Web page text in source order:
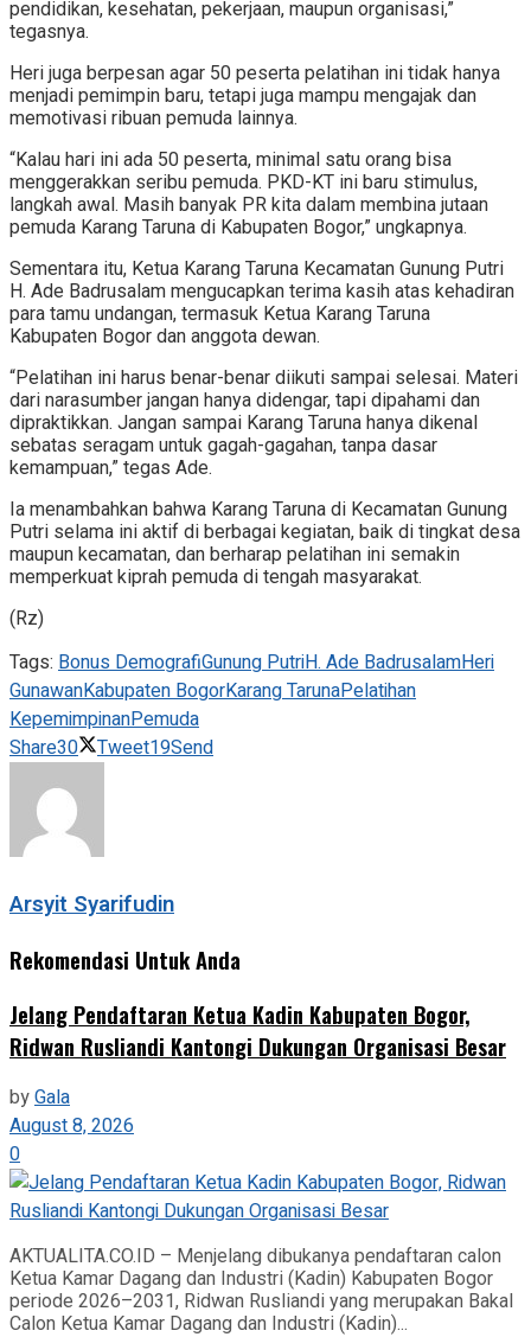
pendidikan, kesehatan, pekerjaan, maupun organisasi,”
tegasnya.
Heri juga berpesan agar 50 peserta pelatihan ini tidak hanya
menjadi pemimpin baru, tetapi juga mampu mengajak dan
memotivasi ribuan pemuda lainnya.
“Kalau hari ini ada 50 peserta, minimal satu orang bisa
menggerakkan seribu pemuda. PKD-KT ini baru stimulus,
langkah awal. Masih banyak PR kita dalam membina jutaan
pemuda Karang Taruna di Kabupaten Bogor,” ungkapnya.
Sementara itu, Ketua Karang Taruna Kecamatan Gunung Putri
H. Ade Badrusalam mengucapkan terima kasih atas kehadiran
para tamu undangan, termasuk Ketua Karang Taruna
Kabupaten Bogor dan anggota dewan.
“Pelatihan ini harus benar-benar diikuti sampai selesai. Materi
dari narasumber jangan hanya didengar, tapi dipahami dan
dipraktikkan. Jangan sampai Karang Taruna hanya dikenal
sebatas seragam untuk gagah-gagahan, tanpa dasar
kemampuan,” tegas Ade.
Ia menambahkan bahwa Karang Taruna di Kecamatan Gunung
Putri selama ini aktif di berbagai kegiatan, baik di tingkat desa
maupun kecamatan, dan berharap pelatihan ini semakin
memperkuat kiprah pemuda di tengah masyarakat.
(Rz)
Tags: Bonus DemografiGunung PutriH. Ade BadrusalamHeri
GunawanKabupaten BogorKarang TarunaPelatihan
KepemimpinanPemuda
Share30 Tweet19Send
Arsyit Syarifudin
Rekomendasi Untuk Anda
Jelang Pendaftaran Ketua Kadin Kabupaten Bogor,
Ridwan Rusliandi Kantongi Dukungan Organisasi Besar
byGala
August 8, 2026
0
AKTUALITA.CO.ID – Menjelang dibukanya pendaftaran calon
Ketua Kamar Dagang dan Industri (Kadin) Kabupaten Bogor
periode 2026–2031, Ridwan Rusliandi yang merupakan Bakal
Calon Ketua Kamar Dagang dan Industri (Kadin)...